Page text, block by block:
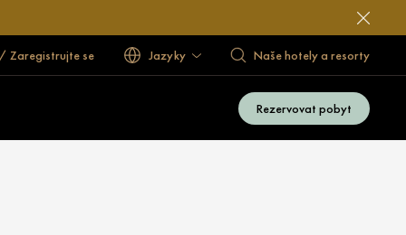
Zaregistrujte se Jazyky Naše hotely a resorty
Rezervovat pobyt